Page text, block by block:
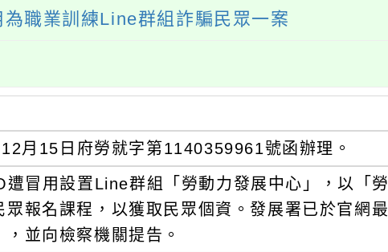
職業訓練Line群組詐騙民眾一案
月15日府勞就字第1140359961號函辦理。
遭冒用設置Line群組「勞動力發展中心」，以「
眾報名課程，以獲取民眾個資。發展署已於官網
並向檢察機關提告。